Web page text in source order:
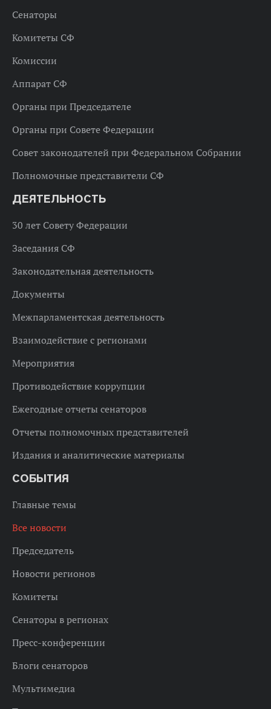
Сенаторы
Комитеты СФ
Комиссии
Аппарат СФ
Органы при Председателе
Органы при Совете Федерации
Совет законодателей при Федеральном Собрании
Полномочные представители СФ
ДЕЯТЕЛЬНОСТЬ
30 лет Совету Федерации
Заседания СФ
Законодательная деятельность
Документы
Межпарламентская деятельность
Взаимодействие с регионами
Мероприятия
Противодействие коррупции
Ежегодные отчеты сенаторов
Отчеты полномочных представителей
Издания и аналитические материалы
СОБЫТИЯ
Главные темы
Все новости
Председатель
Новости регионов
Комитеты
Сенаторы в регионах
Пресс-конференции
Блоги сенаторов
Мультимедиа